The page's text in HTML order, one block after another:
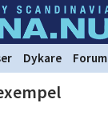
Dykare Forum